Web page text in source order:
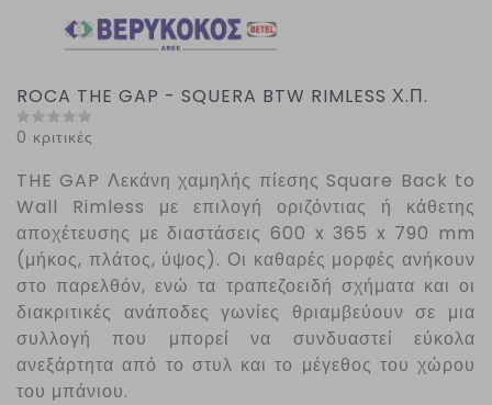
ROCA THE GAP - SQUERA BTW RIMLESS Χ.Π.
0 κριτικές
THE GAP Λεκάνη χαμηλής πίεσης Square Back to
Wall
Rimless
με επιλογή οριζόντιας ή κάθετης
αποχέτευσης με διαστάσεις 600 x 365 x 790 mm
(μήκος, πλάτος, ύψος). Οι καθαρές μορφές ανήκουν
στο παρελθόν, ενώ τα τραπεζοειδή σχήματα και οι
διακριτικές ανάποδες γωνίες θριαμβεύουν σε μια
συλλογή που μπορεί να συνδυαστεί εύκολα
ανεξάρτητα από το στυλ και το μέγεθος του χώρου
του μπάνιου.